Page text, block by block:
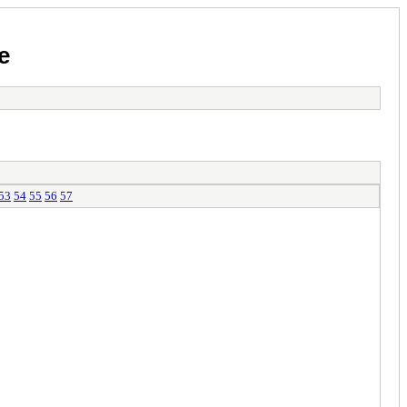
54 55 56 57